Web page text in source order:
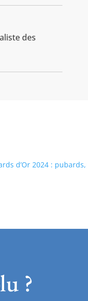
des
d’Or 2024 :
?